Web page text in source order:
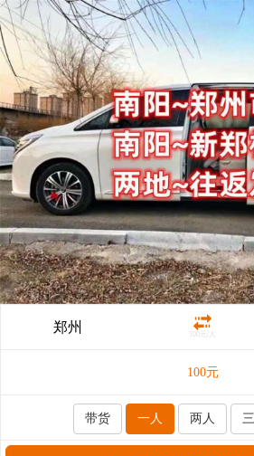
郑州 100元/人
100元
带货 一人 两人